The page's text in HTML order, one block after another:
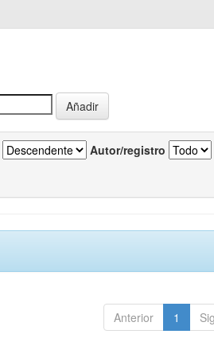
Autor/registro
Anterior 1